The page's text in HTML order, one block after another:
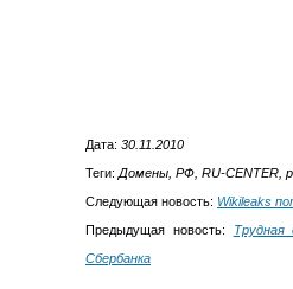
Дата: 30.11.2010
Теги: Домены, РФ, RU-CENTER,
Следующая новость: Wikileaks
Предыдущая новость:
Сбербанка